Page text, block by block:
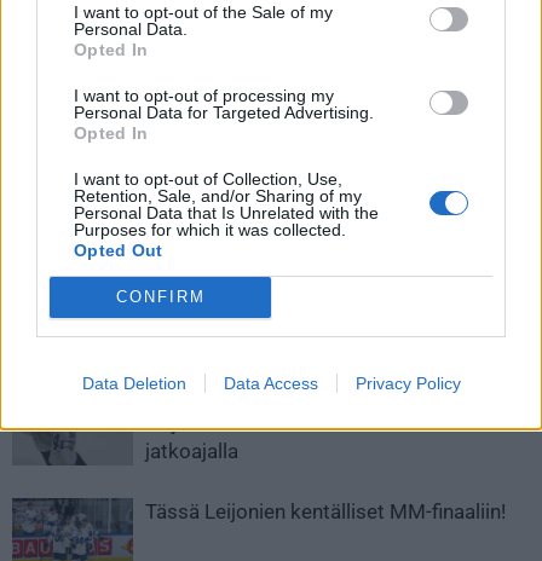
I want to opt-out of the Sale of my
Personal Data.
Opted In
I want to opt-out of processing my
Personal Data for Targeted Advertising.
Opted In
I want to opt-out of Collection, Use,
Retention, Sale, and/or Sharing of my
Personal Data that Is Unrelated with the
Purposes for which it was collected.
Opted Out
CONFIRM
Data Deletion Data Access Privacy Policy
Edellinen artikkeli
Masterton Trophy -ehdokkaat
julki – Joel Armia, Ukko-Pekka
Luukkonen ja Urho
Vaakanainen mukana listalla
Mikko Rantanen loukkaantui
hurjasta taklauksesta – lähti
horjuen kentältä pois
LIITTYVÄT ARTIKKELIT LISÄÄ TEKIJÄLTÄ
MM-kullasta käytiin armoton vääntö –
Leijonat voitti maailmanmestaruuden
jatkoajalla
Tässä Leijonien kentälliset MM-finaaliin!